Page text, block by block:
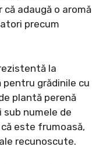
că adaugă o aromă
precum
la
pentru grădinile cu
plantă perenă
numele de
este frumoasă,
recunoscute.